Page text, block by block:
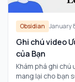
Obsidian January
Ghi chú video
của Bạn
Khám phá ghi chú
mang lại cho bạn